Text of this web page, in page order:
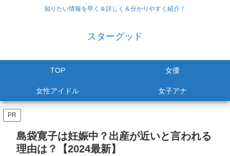
知りたい情報を早く＆詳しく＆分かりやすく紹介！
スターグッド
TOP 女優
女性アイドル 女子アナ
PR
島袋寛子は妊娠中？出産が近いと言われる
理由は？【2024最新】